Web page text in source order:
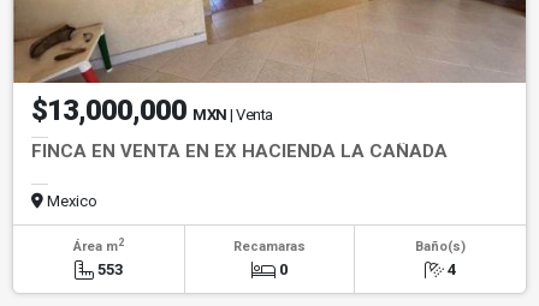
$13,000,000 MXN | Venta
FINCA EN VENTA EN EX HACIENDA LA CAÑADA
Mexico
Área m2
553
Recamaras
0
Baño(s)
4